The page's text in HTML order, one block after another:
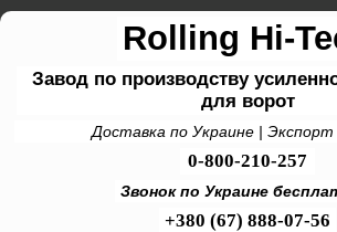
Rolling Hi-
Завод по производству
для ворот
Доставка по Украине | Экспорт
0-800-210-257
Звонок по Украине
+380 (67) 888-07-56